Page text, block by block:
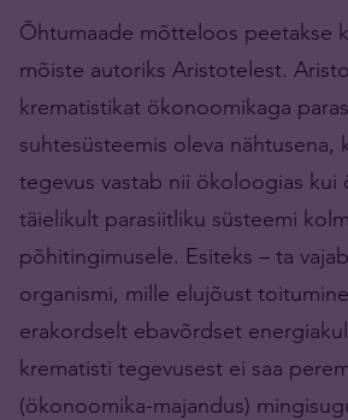
Õhtumaade mõtteloos peetakse
mõiste autoriks Aristotelest.
krematistikat ökonoomikaga
suhtesüsteemis oleva nähtusena,
tegevus vastab nii ökoloogias kui
täielikult parasiitliku süsteemi
põhitingimusele. Esiteks – ta
organismi, mille elujõust
erakordselt ebavõrdset
krematisti tegevusest ei saa
(ökonoomika-majandus)